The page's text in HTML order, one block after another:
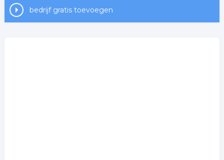
bedrijf gratis toevoegen